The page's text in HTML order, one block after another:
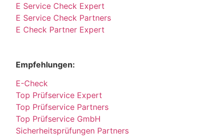
E Service Check Expert
E Service Check Partners
E Check Partner Expert
Empfehlungen:
E-Check
Top Prüfservice Expert
Top Prüfservice Partners
Top Prüfservice GmbH
Sicherheitsprüfungen Partners